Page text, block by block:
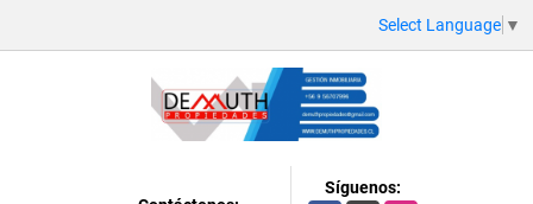
Select Language ▼
Síguenos: